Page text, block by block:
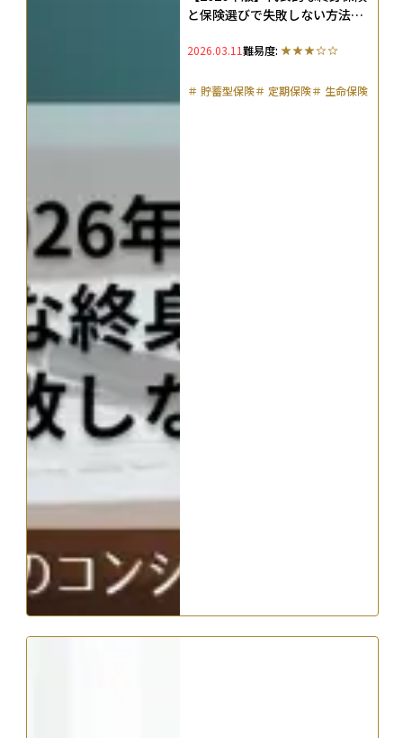
と保険選びで失敗しない方法を
2026.03.11難易度:
＃ 貯蓄型保険＃ 定期保険＃ 生命保険